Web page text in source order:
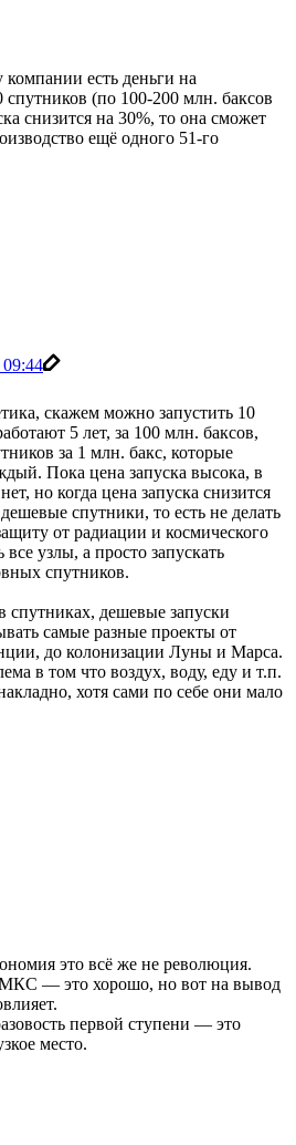
есть деньги на
спутников (по 100-200 млн. баксов
снизится на 30%, то она сможет
ещё одного 51-го
09:44
скажем можно запустить 10
5 лет, за 100 млн. баксов,
за 1 млн. бакс, которые
Пока цена запуска высока, в
но когда цена запуска снизится
спутники, то есть не делать
от радиации и космического
все узлы, а просто запускать
спутников.
спутниках, дешевые запуски
самые разные проекты от
до колонизации Луны и Марса.
в том что воздух, воду, еду и т.п.
хотя сами по себе они мало
это всё же не революция.
— это хорошо, но вот на вывод
первой ступени — это
место.